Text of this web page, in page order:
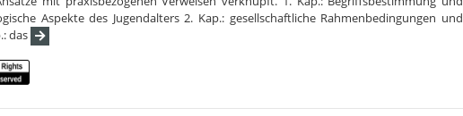
Aspekte des Jugendalters 2. Kap.: gesellschaftliche Rahmenbedingungen und
das